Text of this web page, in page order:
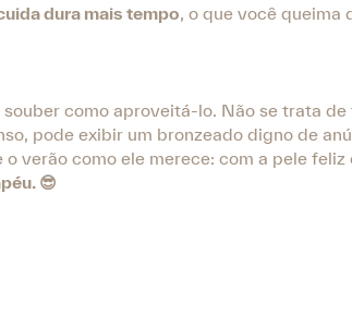
dura mais tempo, o que você queima
como aproveitá-lo. Não se trata
pode exibir um bronzeado digno de
verão como ele merece: com a pele
😎